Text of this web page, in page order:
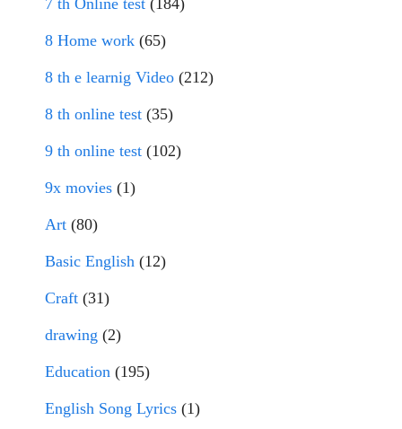
7 th Online test (184)
8 Home work (65)
8 th e learnig Video (212)
8 th online test (35)
9 th online test (102)
9x movies (1)
Art (80)
Basic English (12)
Craft (31)
drawing (2)
Education (195)
English Song Lyrics (1)